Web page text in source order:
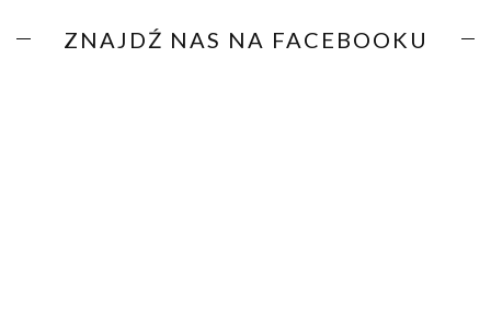
ZNAJDŹ NAS NA FACEBOOKU